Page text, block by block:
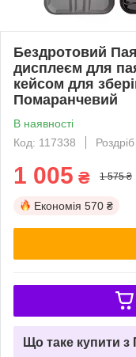
Бездротовий
дисплеєм для
кейсом для
Помаранчевий
В наявності
Код: 117338
Роздріб
1 005 ₴ 1 575 ₴
Економія 570 ₴
Що таке купити